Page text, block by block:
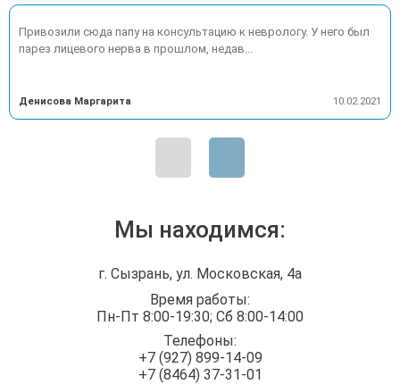
Привозили сюда папу на консультацию к неврологу. У него был
парез лицевого нерва в прошлом, недав...
Денисова Маргарита 10.02.2021
Мы находимся:
г. Сызрань, ул. Московская, 4а
Время работы:
Пн-Пт 8:00-19:30; Сб 8:00-14:00
Телефоны:
+7 (927) 899-14-09
+7 (8464) 37-31-01